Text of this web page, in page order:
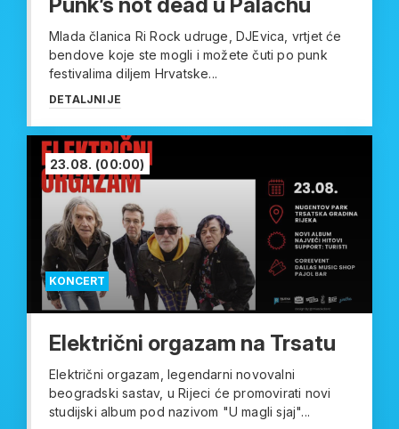
Punk’s not dead u Palachu
Mlada članica Ri Rock udruge, DJEvica, vrtjet će
bendove koje ste mogli i možete čuti po punk
festivalima diljem Hrvatske...
DETALJNIJE
KONCERT
23.08. (00:00)
Električni orgazam na Trsatu
Električni orgazam, legendarni novovalni
beogradski sastav, u Rijeci će promovirati novi
studijski album pod nazivom "U magli sjaj"...